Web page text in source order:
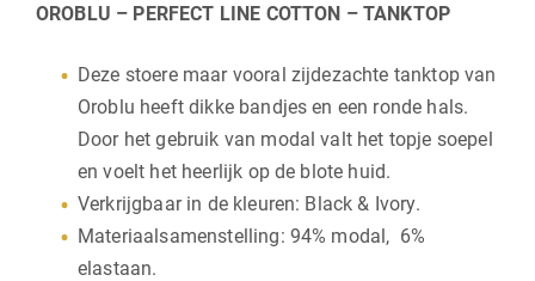
OROBLU – PERFECT LINE COTTON – TANKTOP
Deze stoere maar vooral zijdezachte tanktop van
Oroblu heeft dikke bandjes en een ronde hals.
Door het gebruik van modal valt het topje soepel
en voelt het heerlijk op de blote huid.
Verkrijgbaar in de kleuren: Black & Ivory.
Materiaalsamenstelling: 94% modal, 6%
elastaan.